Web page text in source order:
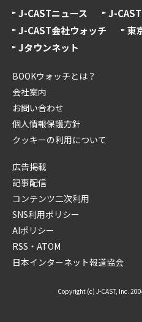
J-CASTニュース
J-
J-CAST会社ウォッチ
東
Jタウンネット
BOOKウォッチとは？
会社案内
お問い合わせ
個人情報保護方針
クッキーの利用について
広告掲載
記事配信
コンテンツ二次利用
SNS利用ポリシー
AIポリシー
RSS・ATOM
日本インターネット報道協会
Copyright (c) J-CAST, Inc.